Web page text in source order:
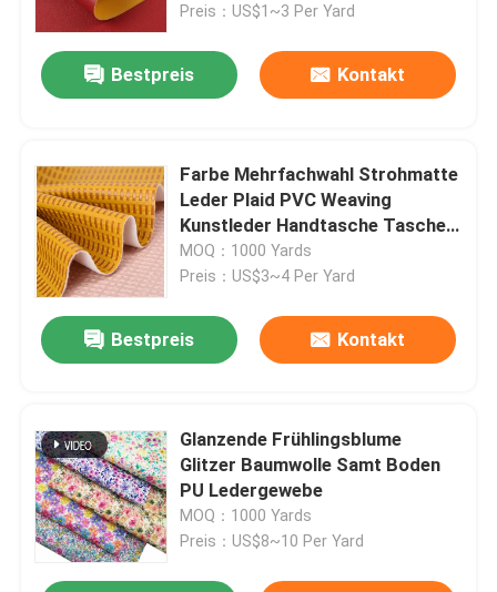
Preis：US$1~3 Per Yard
Bestpreis Kontakt
Farbe Mehrfachwahl Strohmatte
Leder Plaid PVC Weaving
Kunstleder Handtasche Tasche
Schuhleder
MOQ：1000 Yards
Preis：US$3~4 Per Yard
Bestpreis Kontakt
Glanzende Frühlingsblume
Glitzer Baumwolle Samt Boden
PU Ledergewebe
MOQ：1000 Yards
Preis：US$8~10 Per Yard